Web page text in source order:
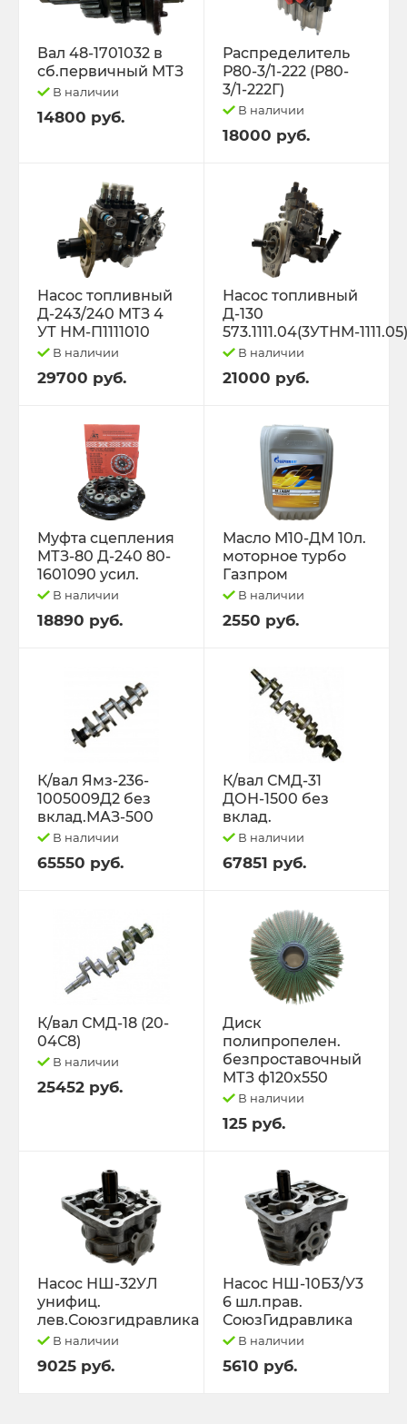
Вал 48-1701032 в
сб.первичный МТЗ
В наличии
14800 руб.
Распределитель
Р80-3/1-222 (Р80-
3/1-222Г)
В наличии
18000 руб.
Насос топливный
Д-243/240 МТЗ 4
УТ НМ-П1111010
В наличии
29700 руб.
Насос топливный
Д-130
573.1111.04(3УТНМ-1111.05)
В наличии
21000 руб.
Муфта сцепления
МТЗ-80 Д-240 80-
1601090 усил.
В наличии
18890 руб.
Масло М10-ДМ 10л.
моторное турбо
Газпром
В наличии
2550 руб.
К/вал Ямз-236-
1005009Д2 без
вклад.МАЗ-500
В наличии
65550 руб.
К/вал СМД-31
ДОН-1500 без
вклад.
В наличии
67851 руб.
К/вал СМД-18 (20-
04С8)
В наличии
25452 руб.
Диск
полипропелен.
безпроставочный
МТЗ ф120х550
В наличии
125 руб.
Насос НШ-32УЛ
унифиц.
лев.Союзгидравлика
В наличии
9025 руб.
Насос НШ-10Б3/У3
6 шл.прав.
СоюзГидравлика
В наличии
5610 руб.